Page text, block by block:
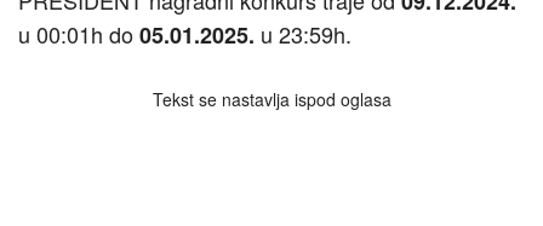
u 00:01h do05.01.2025. u 23:59h.
Tekst se nastavlja ispod oglasa